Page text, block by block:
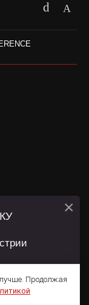
на
и
Продолжая
×